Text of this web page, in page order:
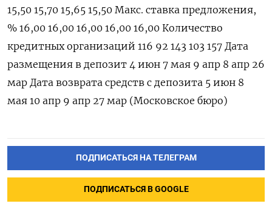
15,50 15,70 15,65 15,50 Макс. ставка предложения,
% 16,00 16,00 16,00 16,00 16,00 Количество
кредитных организаций 116 92 143 103 157 Дата
размещения в депозит 4 июн 7 мая 9 апр 8 апр 26
мар Дата возврата средств с депозита 5 июн 8
мая 10 апр 9 апр 27 мар (Московское бюро)
ПОДПИСАТЬСЯ НА ТЕЛЕГРАМ
ПОДПИСАТЬСЯ В GOOGLE